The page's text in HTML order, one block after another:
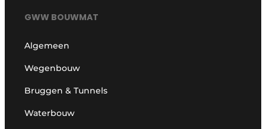
GWW BOUWMAT
Algemeen
Wegenbouw
Bruggen & Tunnels
Waterbouw